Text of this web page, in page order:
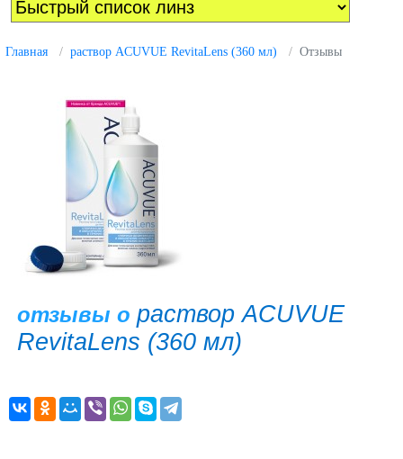
Главная раствор ACUVUE RevitaLens (360 мл) Отзывы
отзывы о раствор ACUVUE
RevitaLens (360 мл)